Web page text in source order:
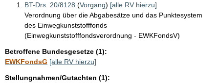
BT-Drs. 20/8128 (Vorgang) [alle RV hierzu]
Verordnung über die Abgabesätze und das Punktesystem
des Einwegkunststofffonds
(Einwegkunststofffondsverordnung - EWKFondsV)
Betroffene Bundesgesetze (1):
EWKFondsG [alle RV hierzu]
Stellungnahmen/Gutachten (1):